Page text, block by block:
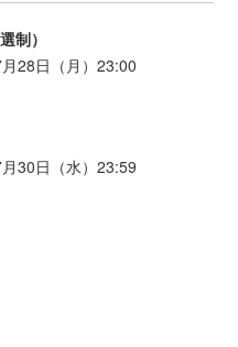
制）
28日（月）23:00
30日（水）23:59